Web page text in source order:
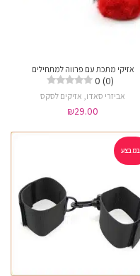
אזיקי מתכת עם פרווה למתחילים
0 (0)
אביזרי סאדו, אזיקים לסקס
₪29.00